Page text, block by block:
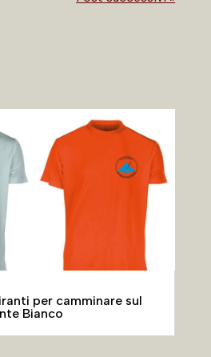
per camminare sul
Bianco